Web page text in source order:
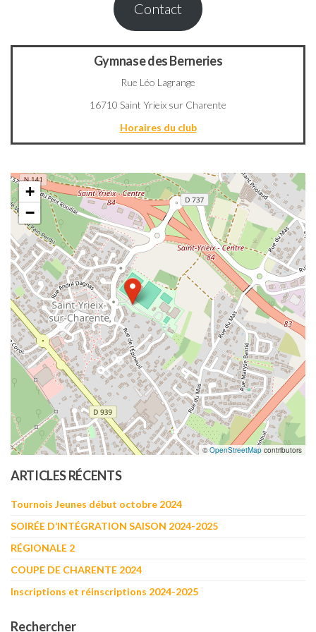
Contact
Gymnase des Berneries
Rue Léo Lagrange
16710 Saint Yrieix sur Charente
Horaires du club
+
−
©OpenStreetMap contributors
ARTICLES RÉCENTS
Tournois Jeunes début octobre 2024
SOIRÉE D’INTÉGRATION SAISON 2024-2025
RÉGIONALE 2
COUPE DE CHARENTE 2024
Inscriptions et réinscriptions 2024-2025
Rechercher